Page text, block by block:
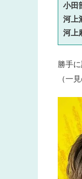
小田
河
勝手に
（一